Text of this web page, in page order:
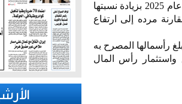
الربع الأول من عام 2026 بلغت 99ر42 فلس مقارنة مع 42ر20 فلس عن الفترة نفسها من عام 2025 بزيادة نسبتها
مرده إلى ارتفاع
مجموعة الخليج للتأمين عام 1962 وأدرجت في بورصة الكويت عام 1984 ويبلغ رأسمالها المصرح به
واستثمار رأس المال